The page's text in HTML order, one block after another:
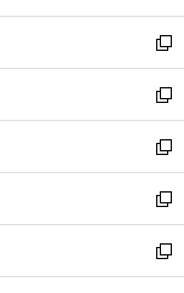
開
く
ウ
で
開
く
ン
ド
ウ
で
開
く
ウ
ィ
ン
ド
ウ
で
開
く
新
し
い
ウ
ィ
ン
ド
ウ
で
開
新
し
い
ウ
ィ
ン
ド
ウ
新
し
い
ウ
ィ
ン
新
し
い
ウ
新
し